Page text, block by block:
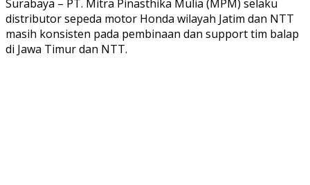
Surabaya – PT. Mitra Pinasthika Mulia (MPM) selaku
distributor sepeda motor Honda wilayah Jatim dan NTT
masih konsisten pada pembinaan dan support tim balap
di Jawa Timur dan NTT.